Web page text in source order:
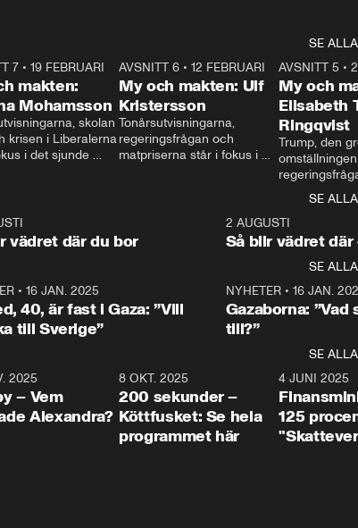
SE ALLA
24:30
7• 19 FEBRUARI
makten:
Mohamsson
skolan
krisen i Liberalerna
i det sjunde
My
ställer
och
till svars.
27:30
AVSNITT 6 •12 FEBRUARI
My och makten: Ulf
Kristersson
Tonårsutvisningarna,
regeringsfrågan och
matpriserna står i fokus i
Rohwedder ställer
statsminister Ulf Kristersson
AVSNITT 5 •
My och
Elisabeth
Ringqvist
Trump, den
centrum i
avsnittet av
Makten”. Se
Aftonbladets
Rohwedder
Thand Ring
SE ALLA
vädret där du bor
2 AUGUSTI
Så blir vädret där
SE ALLA
• 16 JAN. 2025
40, är fast i Gaza: ”Vill
till Sverige”
NYHETER• 16 JAN.
Gazaborna:
till?”
SE ALLA
31:05
2025
– Vem
Alexandra?
4:29
8 OKT. 2025
200 sekunder –
Köttfusket: Se hela
programmet här
4 JUNI 2025
125